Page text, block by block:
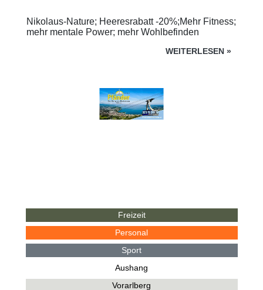
Nikolaus-Nature; Heeresrabatt -20%;Mehr Fitness;
mehr mentale Power; mehr Wohlbefinden
WEITERLESEN »
Freizeit
Personal
Sport
Aushang
Vorarlberg